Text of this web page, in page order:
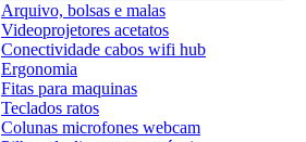
Arquivo, bolsas e malas
Videoprojetores acetatos
Conectividade cabos wifi hub
Ergonomia
Fitas para maquinas
Teclados ratos
Colunas microfones webcam